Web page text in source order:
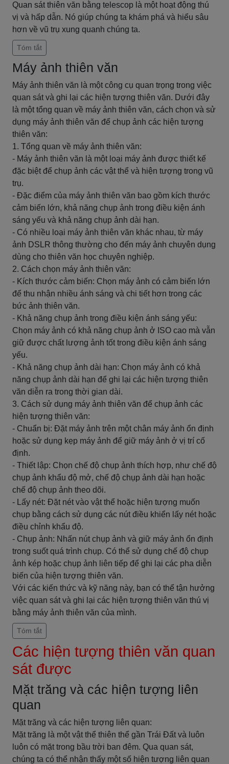
Quan sát thiên văn bằng telescop là một hoạt động thú
vị và hấp dẫn. Nó giúp chúng ta khám phá và hiểu sâu
hơn về vũ trụ xung quanh chúng ta.
Tóm tắt
Máy ảnh thiên văn
Máy ảnh thiên văn là một công cụ quan trọng trong việc
quan sát và ghi lại các hiện tượng thiên văn. Dưới đây
là một tổng quan về máy ảnh thiên văn, cách chọn và sử
dụng máy ảnh thiên văn để chụp ảnh các hiện tượng
thiên văn:
1. Tổng quan về máy ảnh thiên văn:
- Máy ảnh thiên văn là một loại máy ảnh được thiết kế
đặc biệt để chụp ảnh các vật thể và hiện tượng trong vũ
trụ.
- Đặc điểm của máy ảnh thiên văn bao gồm kích thước
cảm biến lớn, khả năng chụp ảnh trong điều kiện ánh
sáng yếu và khả năng chụp ảnh dài hạn.
- Có nhiều loại máy ảnh thiên văn khác nhau, từ máy
ảnh DSLR thông thường cho đến máy ảnh chuyên dụng
dùng cho thiên văn học chuyên nghiệp.
2. Cách chọn máy ảnh thiên văn:
- Kích thước cảm biến: Chọn máy ảnh có cảm biến lớn
để thu nhận nhiều ánh sáng và chi tiết hơn trong các
bức ảnh thiên văn.
- Khả năng chụp ảnh trong điều kiện ánh sáng yếu:
Chọn máy ảnh có khả năng chụp ảnh ở ISO cao mà vẫn
giữ được chất lượng ảnh tốt trong điều kiện ánh sáng
yếu.
- Khả năng chụp ảnh dài hạn: Chọn máy ảnh có khả
năng chụp ảnh dài hạn để ghi lại các hiện tượng thiên
văn diễn ra trong thời gian dài.
3. Cách sử dụng máy ảnh thiên văn để chụp ảnh các
hiện tượng thiên văn:
- Chuẩn bị: Đặt máy ảnh trên một chân máy ảnh ổn định
hoặc sử dụng kẹp máy ảnh để giữ máy ảnh ở vị trí cố
định.
- Thiết lập: Chọn chế độ chụp ảnh thích hợp, như chế độ
chụp ảnh khẩu độ mở, chế độ chụp ảnh dài hạn hoặc
chế độ chụp ảnh theo dõi.
- Lấy nét: Đặt nét vào vật thể hoặc hiện tượng muốn
chụp bằng cách sử dụng các nút điều khiển lấy nét hoặc
điều chỉnh khẩu độ.
- Chụp ảnh: Nhấn nút chụp ảnh và giữ máy ảnh ổn định
trong suốt quá trình chụp. Có thể sử dụng chế độ chụp
ảnh kép hoặc chụp ảnh liên tiếp để ghi lại các pha diễn
biến của hiện tượng thiên văn.
Với các kiến thức và kỹ năng này, bạn có thể tận hưởng
việc quan sát và ghi lại các hiện tượng thiên văn thú vị
bằng máy ảnh thiên văn của mình.
Tóm tắt
Các hiện tượng thiên văn quan
sát được
Mặt trăng và các hiện tượng liên
quan
Mặt trăng và các hiện tượng liên quan:
Mặt trăng là một vật thể thiên thể gần Trái Đất và luôn
luôn có mặt trong bầu trời ban đêm. Qua quan sát,
chúng ta có thể nhận thấy một số hiện tượng liên quan